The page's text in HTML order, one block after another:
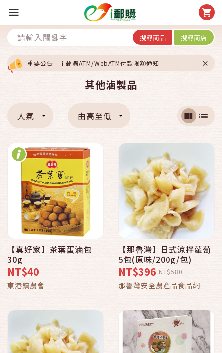
搜尋商品 搜尋商店
重要公告：ｉ郵購ATM/WebATM付款限額通知
其他滷製品
人氣 由高至低
【真好家】茶葉蛋滷包｜
30g
NT$40
東港鎮農會
【那魯灣】日式涼拌蘿蔔
5包(原味/200g/包)
NT$396 NT$580
那魯灣安全農產品食品網